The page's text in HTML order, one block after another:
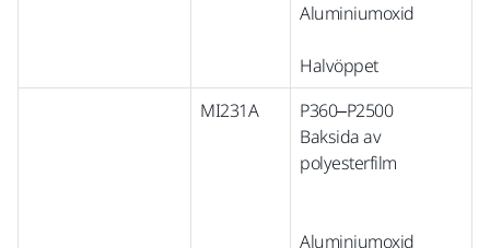
Aluminiumoxid
Halvöppet
MI231A
P360–P2500
Baksida av
polyesterfilm
Aluminiumoxid